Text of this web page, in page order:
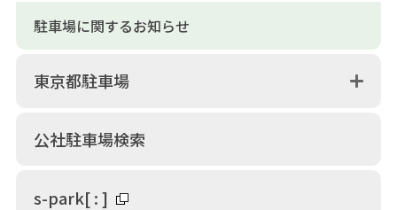
駐車場に関するお知らせ
東京都駐車場
公社駐車場検索
s-park[:]